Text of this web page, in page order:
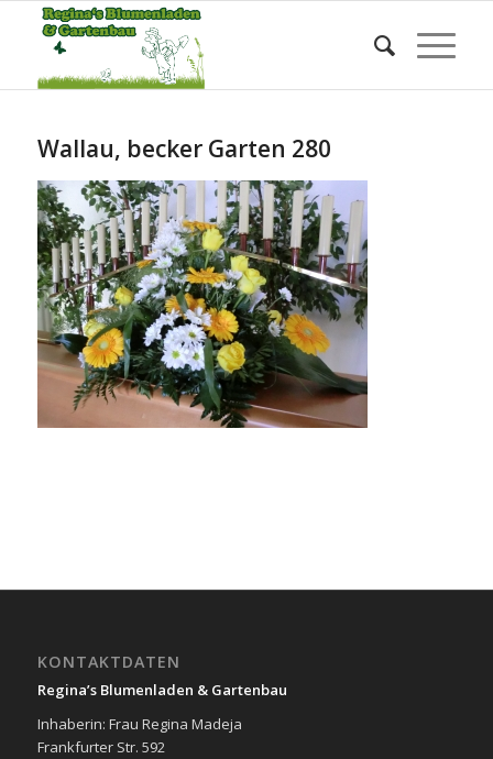
Blog - Die aktuellsten Neuigkeiten
Sie befinden sich hier: Startseite Wallau, becker Garten 280
Wallau, becker Garten 280
KONTAKTDATEN
Regina’s Blumenladen & Gartenbau
Inhaberin: Frau Regina Madeja
Frankfurter Str. 592